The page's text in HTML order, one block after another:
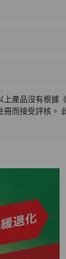
產品沒有根據
而接受評核。